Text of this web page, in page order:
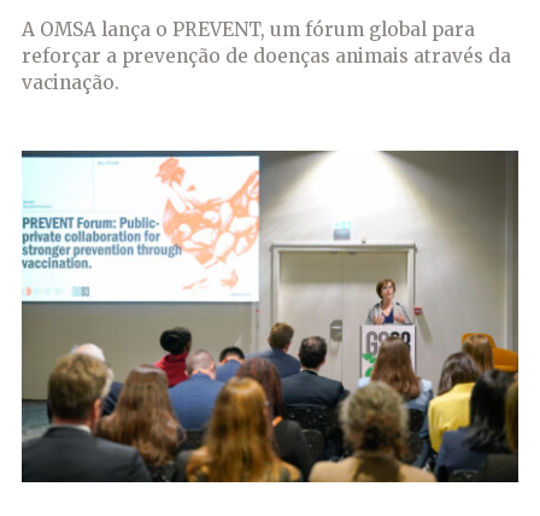
A OMSA lança o PREVENT, um fórum global para
reforçar a prevenção de doenças animais através da
vacinação.